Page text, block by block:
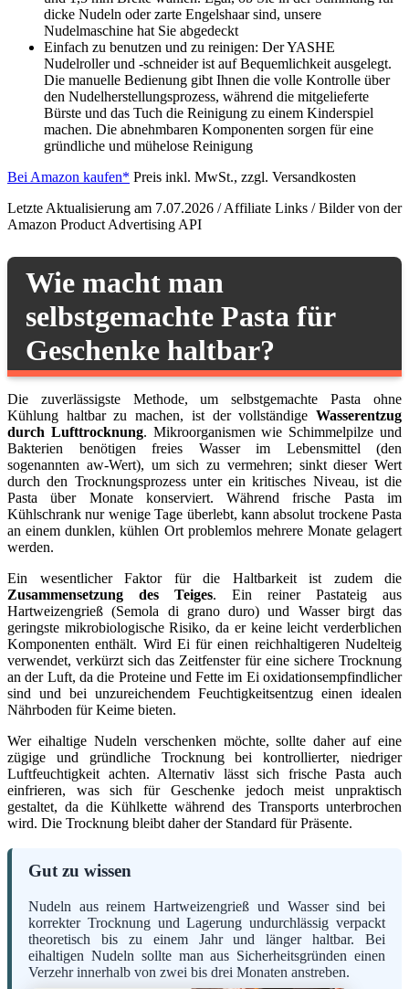
dicke Nudeln oder zarte Engelshaar sind, unsere
Nudelmaschine hat Sie abgedeckt
Einfach zu benutzen und zu reinigen: Der YASHE
Nudelroller und -schneider ist auf Bequemlichkeit ausgelegt.
Die manuelle Bedienung gibt Ihnen die volle Kontrolle über
den Nudelherstellungsprozess, während die mitgelieferte
Bürste und das Tuch die Reinigung zu einem Kinderspiel
machen. Die abnehmbaren Komponenten sorgen für eine
gründliche und mühelose Reinigung
Bei Amazon kaufen* Preis inkl. MwSt., zzgl. Versandkosten
Letzte Aktualisierung am 7.07.2026 / Affiliate Links / Bilder von der
Amazon Product Advertising API
Wie macht man
selbstgemachte Pasta für
Geschenke haltbar?
Die zuverlässigste Methode, um selbstgemachte Pasta ohne
Kühlung haltbar zu machen, ist der vollständige Wasserentzug
durch Lufttrocknung. Mikroorganismen wie Schimmelpilze und
Bakterien benötigen freies Wasser im Lebensmittel (den
sogenannten aw-Wert), um sich zu vermehren; sinkt dieser Wert
durch den Trocknungsprozess unter ein kritisches Niveau, ist die
Pasta über Monate konserviert. Während frische Pasta im
Kühlschrank nur wenige Tage überlebt, kann absolut trockene Pasta
an einem dunklen, kühlen Ort problemlos mehrere Monate gelagert
werden.
Ein wesentlicher Faktor für die Haltbarkeit ist zudem die
Zusammensetzung des Teiges. Ein reiner Pastateig aus
Hartweizengrieß (Semola di grano duro) und Wasser birgt das
geringste mikrobiologische Risiko, da er keine leicht verderblichen
Komponenten enthält. Wird Ei für einen reichhaltigeren Nudelteig
verwendet, verkürzt sich das Zeitfenster für eine sichere Trocknung
an der Luft, da die Proteine und Fette im Ei oxidationsempfindlicher
sind und bei unzureichendem Feuchtigkeitsentzug einen idealen
Nährboden für Keime bieten.
Wer eihaltige Nudeln verschenken möchte, sollte daher auf eine
zügige und gründliche Trocknung bei kontrollierter, niedriger
Luftfeuchtigkeit achten. Alternativ lässt sich frische Pasta auch
einfrieren, was sich für Geschenke jedoch meist unpraktisch
gestaltet, da die Kühlkette während des Transports unterbrochen
wird. Die Trocknung bleibt daher der Standard für Präsente.
Gut zu wissen
Nudeln aus reinem Hartweizengrieß und Wasser sind bei
korrekter Trocknung und Lagerung undurchlässig verpackt
theoretisch bis zu einem Jahr und länger haltbar. Bei
eihaltigen Nudeln sollte man aus Sicherheitsgründen einen
Verzehr innerhalb von zwei bis drei Monaten anstreben.